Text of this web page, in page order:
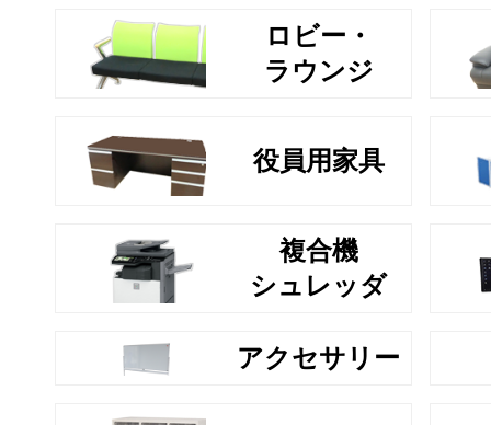
ロビー・
ラウンジ
役員用家具
複合機
シュレッダ
アクセサリー